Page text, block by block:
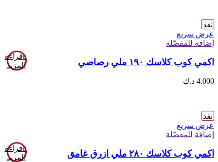
نفد
عرض سريع
إضافة للمفضّلة
قراءة
المزيد
اكمي كوب كلاسك ١٩٠ ملي رصاصي
4.000 د.ك
نفد
عرض سريع
إضافة للمفضّلة
قراءة
المزيد
اكمي كوب كلاسك ٢٨٠ ملي ازرق غامق